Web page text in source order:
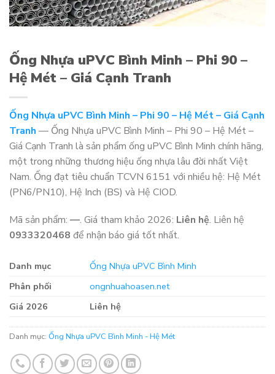
Ống Nhựa uPVC Bình Minh – Phi 90 –
Hệ Mét – Giá Cạnh Tranh
Ống Nhựa uPVC Bình Minh – Phi 90 – Hệ Mét – Giá Cạnh
Tranh — Ống Nhựa uPVC Bình Minh – Phi 90 – Hệ Mét –
Giá Cạnh Tranh là sản phẩm ống uPVC Bình Minh chính hãng,
một trong những thương hiệu ống nhựa lâu đời nhất Việt
Nam. Ống đạt tiêu chuẩn TCVN 6151 với nhiều hệ: Hệ Mét
(PN6/PN10), Hệ Inch (BS) và Hệ CIOD.
Mã sản phẩm: —. Giá tham khảo 2026: Liên hệ. Liên hệ
0933320468 để nhận báo giá tốt nhất.
Danh mục
Ống Nhựa uPVC Bình Minh
Phân phối
ongnhuahoasen.net
Giá 2026
Liên hệ
Danh mục: Ống Nhựa uPVC Bình Minh - Hệ Mét